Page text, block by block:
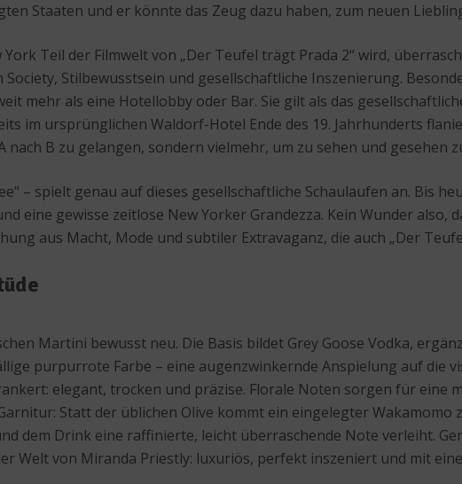
Staaten und er könnte das Zeug dazu haben, zum neuen
Teil der Filmwelt von „Der Teufel trägt Prada 2“ wird,
Stilbewusstsein und gesellschaftliche Inszenierung.
mehr als eine Hotellobby oder Bar. Sie gilt als das
im ursprünglichen Waldorf-Hotel Ende des 19. Jahrhunderts
B zu gelangen, sondern vielmehr, um zu sehen und gesehen
– spielt genau auf dieses gesellschaftliche Schaulaufen an. Bis
eine gewisse zeitlose New Yorker Grandezza. Kein Wunder also,
aus Macht, Mode und subtiler Extravaganz, die auch „Der
Martini bewusst neu. Die Basis bildet Grey Goose Vodka,
purpurrote Farbe – eine augenzwinkernde Anspielung auf die
elegant, trocken und präzise. Florale Noten sorgen für eine
Statt der üblichen Olive kommt ein eingelegter
dem Drink eine raffinierte, leicht überraschende Note verleiht.
Welt von Miranda Priestly: luxuriös, perfekt inszeniert und mit